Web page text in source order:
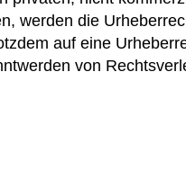
werden die
auf eine
von